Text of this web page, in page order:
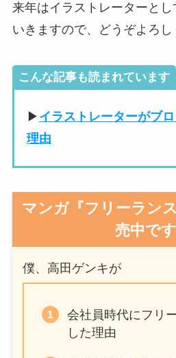
来年はイラストレーターと
いきますので、どうぞよろし
こんな記事も読まれています
▶ イラストレーターがブ
理由
マンガ『フリーラン
売中です
僕、高田ゲンキが
会社員時代にフリ
した理由